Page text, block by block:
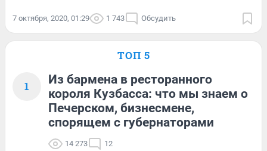
7 октября, 2020, 01:29 1 743 Обсудить
ТОП 5
1
Из бармена в ресторанного
короля Кузбасса: что мы знаем о
Печерском, бизнесмене,
спорящем с губернаторами
14 273 12